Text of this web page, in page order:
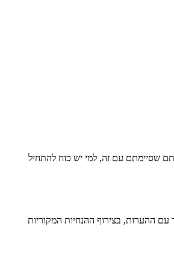
שסיימתם עם זה, למי יש כוח להתחיל
ההערות, בצירוף ההנחיות המקוריות